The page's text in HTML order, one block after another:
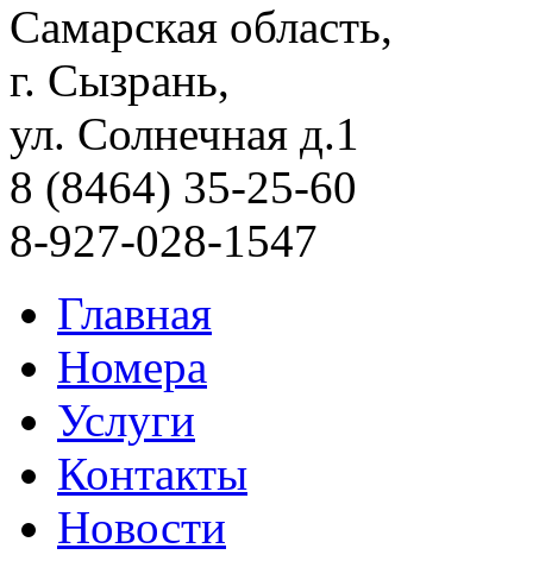
Самарская область,
г. Сызрань,
ул. Солнечная д.1
8 (8464) 35-25-60
8-927-028-1547
Главная
Номера
Услуги
Контакты
Новости